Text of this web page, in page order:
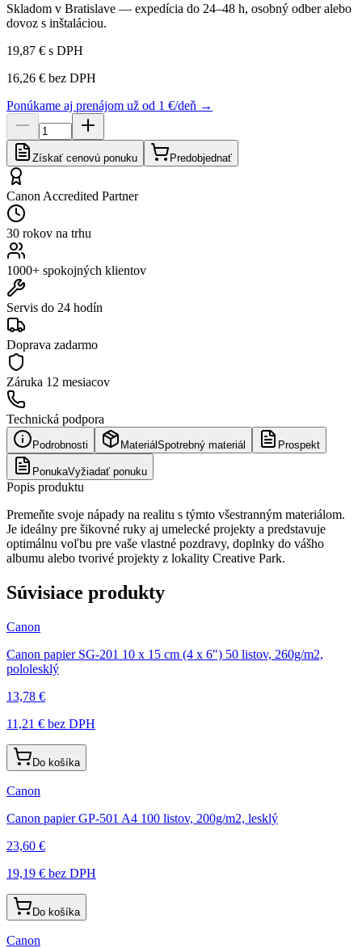
Skladom v Bratislave — expedícia do 24–48 h, osobný odber alebo
dovoz s inštaláciou.
19,87 € s DPH
16,26 € bez DPH
Ponúkame aj prenájom už od 1 €/deň →
Získať cenovú ponuku Predobjednať
Canon Accredited Partner
30 rokov na trhu
1000+ spokojných klientov
Servis do 24 hodín
Doprava zadarmo
Záruka 12 mesiacov
Technická podpora
Podrobnosti Materiál Spotrebný materiál Prospekt
PonukaVyžiadať ponuku
Popis produktu
Premeňte svoje nápady na realitu s týmto všestranným materiálom.
Je ideálny pre šikovné ruky aj umelecké projekty a predstavuje
optimálnu voľbu pre vaše vlastné pozdravy, doplnky do vášho
albumu alebo tvorivé projekty z lokality Creative Park.
Súvisiace produkty
Canon
Canon papier SG-201 10 x 15 cm (4 x 6") 50 listov, 260g/m2,
pololesklý
13,78 €
11,21 € bez DPH
Do košíka
Canon
Canon papier GP-501 A4 100 listov, 200g/m2, lesklý
23,60 €
19,19 € bez DPH
Do košíka
Canon